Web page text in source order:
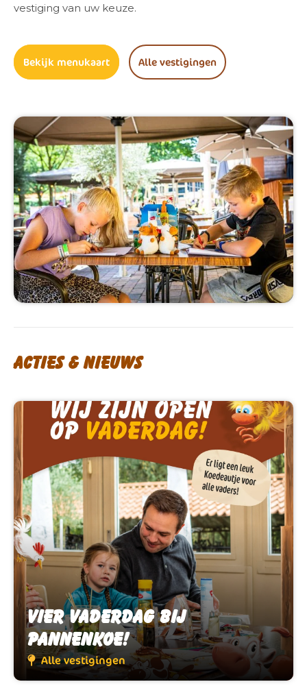
vestiging van uw keuze.
Bekijk menukaart Alle vestigingen
Acties & nieuws
Vier Vaderdag bij
Pannenkoe!
Alle vestigingen
Vier Vaderdag bij
Pannenkoe!
Alle vestigingen